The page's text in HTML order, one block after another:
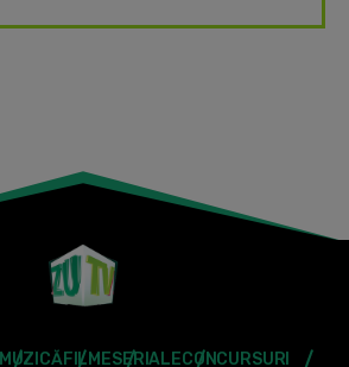
MUZICĂFILMESERIALECONCURSURI